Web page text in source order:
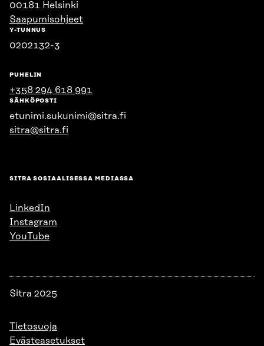
00181 Helsinki
Saapumisohjeet
Y-TUNNUS
0202132-3
PUHELIN
+358 294 618 991
SÄHKÖPOSTI
etunimi.sukunimi@sitra.fi
sitra@sitra.fi
SITRA SOSIAALISESSA MEDIASSA
LinkedIn
Instagram
YouTube
Sitra 2025
Tietosuoja
Evästeasetukset